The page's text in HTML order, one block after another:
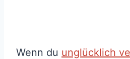
Wenn du unglücklich